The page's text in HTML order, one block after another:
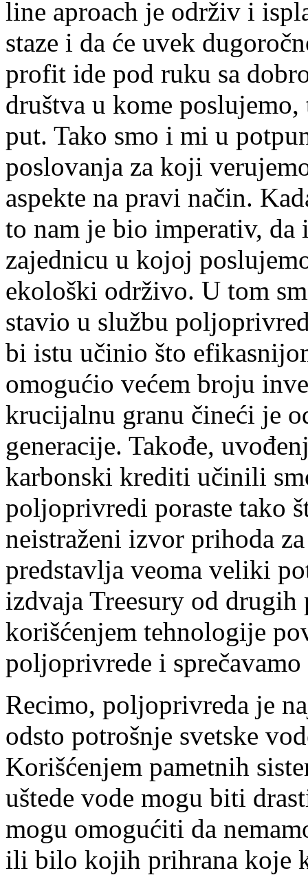
line aproach je održiv i
staze i da će uvek
profit ide pod ruku sa
društva u kome
put. Tako smo i mi u
poslovanja za koji
aspekte na pravi način.
to nam je bio imperativ,
zajednicu u kojoj
ekološki održivo. U tom
stavio u službu
bi istu učinio što
omogućio većem broju
krucijalnu granu čineći je
generacije. Takođe,
karbonski krediti učinili
poljoprivredi poraste tako
neistraženi izvor prihoda
predstavlja veoma veliki
izdvaja Treesury od
korišćenjem tehnologije
poljoprivrede i
Recimo, poljoprivreda je
odsto potrošnje svetske
Korišćenjem pametnih
uštede vode mogu biti
mogu omogućiti da
ili bilo kojih prihrana koje